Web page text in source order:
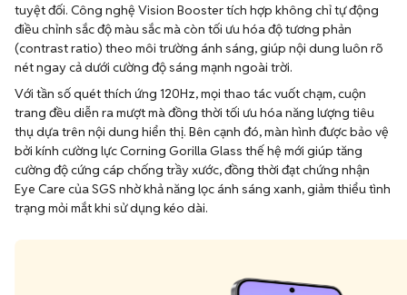
tuyệt đối. Công nghệ Vision Booster tích hợp không chỉ tự động
điều chỉnh sắc độ màu sắc mà còn tối ưu hóa độ tương phản
(contrast ratio) theo môi trường ánh sáng, giúp nội dung luôn rõ
nét ngay cả dưới cường độ sáng mạnh ngoài trời.
Với tần số quét thích ứng 120Hz, mọi thao tác vuốt chạm, cuộn
trang đều diễn ra mượt mà đồng thời tối ưu hóa năng lượng tiêu
thụ dựa trên nội dung hiển thị. Bên cạnh đó, màn hình được bảo vệ
bởi kính cường lực Corning Gorilla Glass thế hệ mới giúp tăng
cường độ cứng cáp chống trầy xước, đồng thời đạt chứng nhận
Eye Care của SGS nhờ khả năng lọc ánh sáng xanh, giảm thiểu tình
trạng mỏi mắt khi sử dụng kéo dài.